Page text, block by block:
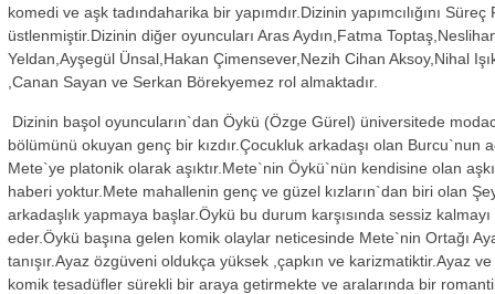
komedi ve aşk tadındaharika bir yapımdır.Dizinin yapımcılığını Süreç
üstlenmiştir.Dizinin diğer oyuncuları Aras Aydın,Fatma
Yeldan,Ayşegül Ünsal,Hakan Çimensever,Nezih Cihan Aksoy,Nihal
,Canan Sayan ve Serkan Börekyemez rol almaktadır.
Dizinin başol oyuncuların`dan Öykü (Özge Gürel) üniversitede
bölümünü okuyan genç bir kızdır.Çocukluk arkadaşı olan Burcu`nun
Mete`ye platonik olarak aşıktır.Mete`nin Öykü`nün kendisine olan
haberi yoktur.Mete mahallenin genç ve güzel kızların`dan biri olan
arkadaşlık yapmaya başlar.Öykü bu durum karşısında sessiz
eder.Öykü başına gelen komik olaylar neticesinde Mete`nin Ortağı
tanışır.Ayaz özgüveni oldukça yüksek ,çapkın ve karizmatiktir.Ayaz
komik tesadüfler sürekli bir araya getirmekte ve aralarında bir